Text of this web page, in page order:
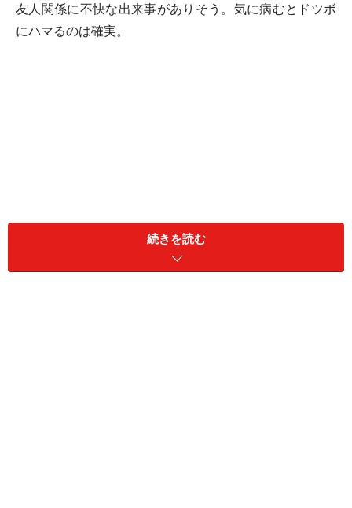
友人関係に不快な出来事がありそう。気に病むとドツボ
にハマるのは確実。
続きを読む